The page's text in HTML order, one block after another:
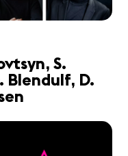
S.
Blendulf, D.